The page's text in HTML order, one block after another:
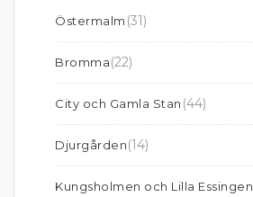
Östermalm (31)
Bromma(22)
City och Gamla Stan (44)
Djurgården(14)
Kungsholmen och Lilla Essingen